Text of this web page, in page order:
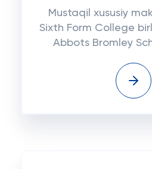
Mustaqil xususiy
Sixth Form College
Abbots Bromley